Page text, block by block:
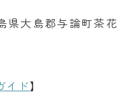
県大島郡与論町茶花
イド】